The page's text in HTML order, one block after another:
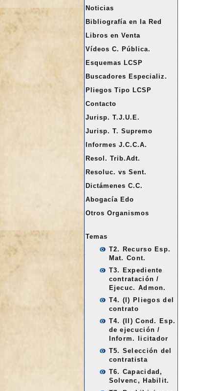
rNoticias
Bibliografía en la Red
Libros en Venta
Vídeos C. Pública.
Esquemas LCSP
Buscadores Especializ.
Pliegos Tipo LCSP
Contacto
Jurisp. T.J.U.E.
Jurisp. T. Supremo
Informes J.C.C.A.
Resol. Trib.Adt.
Resoluc. vs Sent.
Dictámenes C.C.
Abogacía Edo
Otros Organismos
Temas
T2. Recurso Esp.
Mat. Cont.
T3. Expediente
contratación /
Ejecuc. Admon.
T4. (I) Pliegos del
contrato
T4. (II) Cond. Esp.
de ejecución /
Inform. licitador
T5. Selección del
contratista
T6. Capacidad,
Solvenc, Habilit.